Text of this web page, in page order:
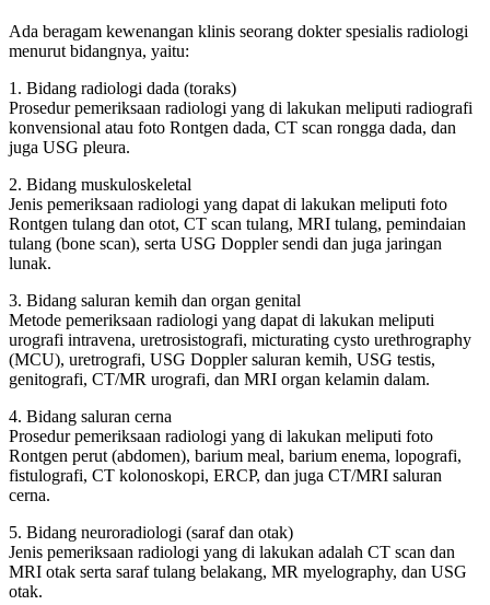
Ada beragam kewenangan klinis seorang dokter spesialis radiologi
menurut bidangnya, yaitu:
1. Bidang radiologi dada (toraks)
Prosedur pemeriksaan radiologi yang di lakukan meliputi radiografi
konvensional atau foto Rontgen dada, CT scan rongga dada, dan
juga USG pleura.
2. Bidang muskuloskeletal
Jenis pemeriksaan radiologi yang dapat di lakukan meliputi foto
Rontgen tulang dan otot, CT scan tulang, MRI tulang, pemindaian
tulang (bone scan), serta USG Doppler sendi dan juga jaringan
lunak.
3. Bidang saluran kemih dan organ genital
Metode pemeriksaan radiologi yang dapat di lakukan meliputi
urografi intravena, uretrosistografi, micturating cysto urethrography
(MCU), uretrografi, USG Doppler saluran kemih, USG testis,
genitografi, CT/MR urografi, dan MRI organ kelamin dalam.
4. Bidang saluran cerna
Prosedur pemeriksaan radiologi yang di lakukan meliputi foto
Rontgen perut (abdomen), barium meal, barium enema, lopografi,
fistulografi, CT kolonoskopi, ERCP, dan juga CT/MRI saluran
cerna.
5. Bidang neuroradiologi (saraf dan otak)
Jenis pemeriksaan radiologi yang di lakukan adalah CT scan dan
MRI otak serta saraf tulang belakang, MR myelography, dan USG
otak.